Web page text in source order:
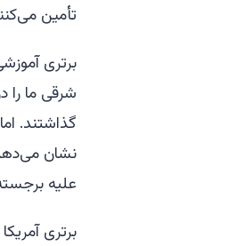
تأمین
برتری
شرقی ما را
گذاشتند.
نشان می‌دهد
علیه
برتری